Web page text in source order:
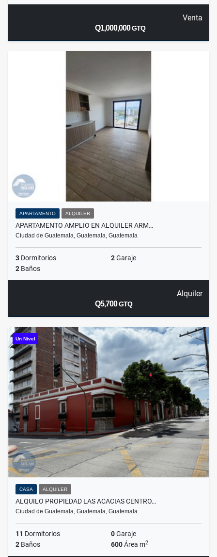
Venta
Q1,000,000GTQ
APARTAMENTO ALQUILER
APARTAMENTO AMPLIO EN ALQUILER ARM…
Ciudad de Guatemala, Guatemala, Guatemala
3 Dormitorios 2Garaje
2 Baños
Alquiler
Q5,700GTQ
Un Nivel
CASA ALQUILER
ALQUILO PROPIEDAD LAS ACACIAS CENTRO…
Ciudad de Guatemala, Guatemala, Guatemala
11 Dormitorios 0Garaje
2 Baños 600Área m2